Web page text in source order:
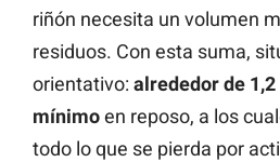
riñón necesita un volumen
residuos. Con esta suma,
orientativo: alrededor de
mínimoen reposo, a los
todo lo que se pierda por